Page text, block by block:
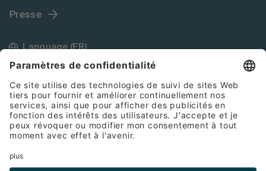
Presse
Language (FR)
Mentions légales